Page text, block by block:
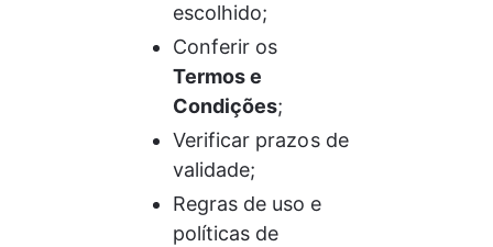
escolhido;
Conferir os
Termos e
Condições;
Verificar prazos de
validade;
Regras de uso e
políticas de